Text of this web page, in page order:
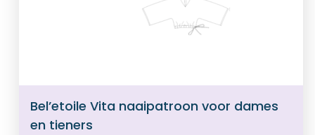
Bel’etoile Vita naaipatroon voor dames
en tieners